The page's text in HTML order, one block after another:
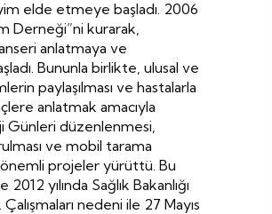
elde etmeye başladı. 2006
Derneği”ni kurarak,
anlatmaya ve
Bununla birlikte, ulusal ve
paylaşılması ve hastalarla
anlatmak amacıyla
Günleri düzenlenmesi,
ve mobil tarama
önemli projeler yürüttü. Bu
2012 yılında Sağlık Bakanlığı
nedeni ile 27 Mayıs